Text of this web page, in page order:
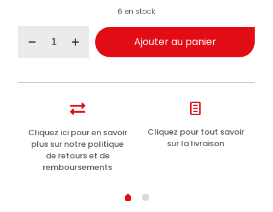
6 en stock
menthe
Ajouter au panier
Cliquez ici pour en savoir
plus sur notre politique
de retours et de
remboursements
Cliquez pour tout savoir
sur la livraison